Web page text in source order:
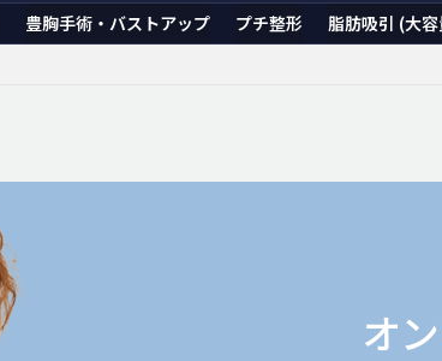
豊胸手術・バストアップ プチ整形 脂肪吸引 (大
オ